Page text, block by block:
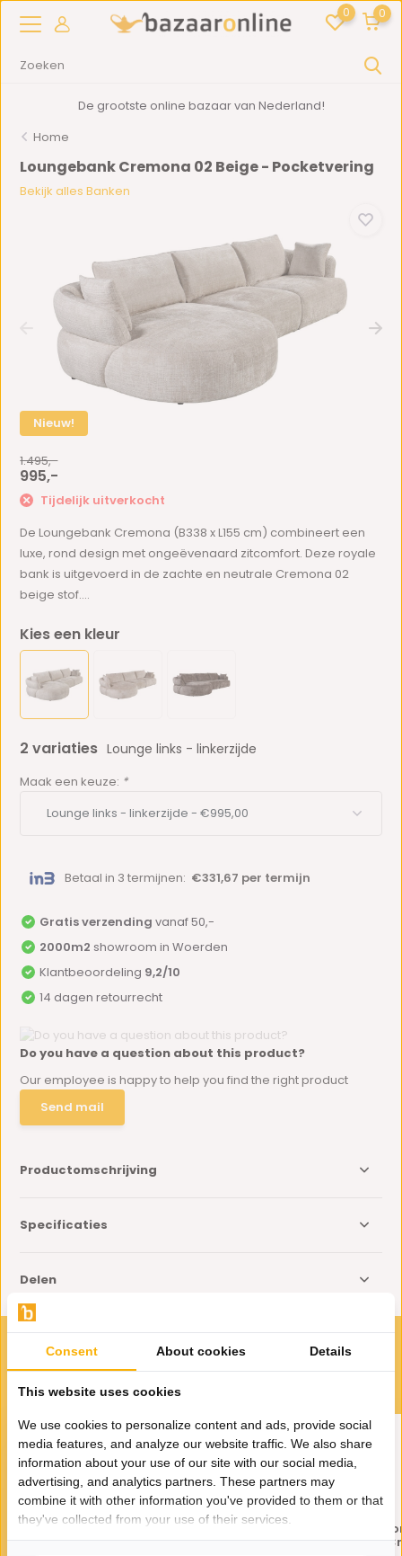
0 0
De grootste online bazaar van Nederland!
Home
Loungebank Cremona 02 Beige - Pocketvering
Bekijk alles Banken
Nieuw!
1.495,-
995,-
Tijdelijk uitverkocht
De Loungebank Cremona (B338 x L155 cm) combineert een
luxe, rond design met ongeëvenaard zitcomfort. Deze royale
bank is uitgevoerd in de zachte en neutrale Cremona 02
beige stof....
Kies een kleur
2 variaties Lounge links - linkerzijde
Maak een keuze: *
Betaal in 3 termijnen: €331,67 per termijn
Gratis verzending vanaf 50,-
2000m2 showroom in Woerden
Klantbeoordeling 9,2/10
14 dagen retourrecht
Do you have a question about this product?
Our employee is happy to help you find the right product
Send mail
Productomschrijving
Specificaties
Delen
VOOR JOU GESELECTEERD
Gerelateerde producten
Hoekbank Moon - Gebroken
wit
Eetkamerstoel
Beige - draaibaar -
Consent About cookies Details
This website uses cookies
We use cookies to personalize content and ads, provide social
media features, and analyze our website traffic. We also share
information about your use of our site with our social media,
advertising, and analytics partners. These partners may
combine it with other information you've provided to them or that
they've collected from your use of their services.